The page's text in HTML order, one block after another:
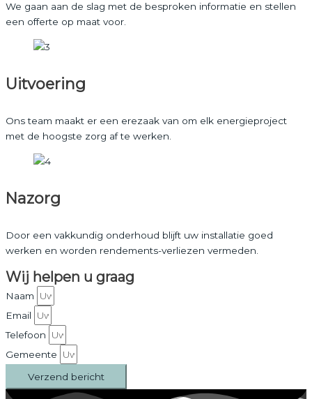
We gaan aan de slag met de besproken informatie en stellen
een offerte op maat voor.
Uitvoering
Ons team maakt er een erezaak van om elk energieproject
met de hoogste zorg af te werken.
Nazorg
Door een vakkundig onderhoud blijft uw installatie goed
werken en worden rendements-verliezen vermeden.
Wij helpen u graag
Naam
Email
Telefoon
Gemeente
Verzend bericht